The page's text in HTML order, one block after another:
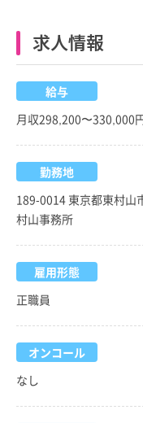
求人情報
給与
月収298,200〜330,000
勤務地
189-0014 東京都東村山
村山事務所
雇用形態
正職員
オンコール
なし